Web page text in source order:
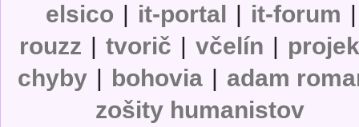
elsico | it-portal | it-forum |
rouzz | tvorič | včelín |
chyby | bohovia | adam
zošity humanistov